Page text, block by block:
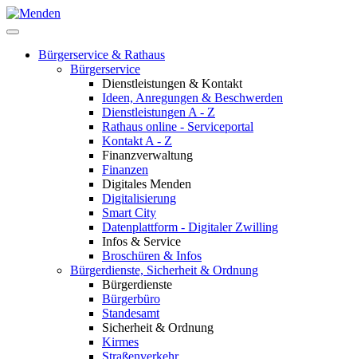
Bürgerservice & Rathaus
Bürgerservice
Dienstleistungen & Kontakt
Ideen, Anregungen & Beschwerden
Dienstleistungen A - Z
Rathaus online - Serviceportal
Kontakt A - Z
Finanzverwaltung
Finanzen
Digitales Menden
Digitalisierung
Smart City
Datenplattform - Digitaler Zwilling
Infos & Service
Broschüren & Infos
Bürgerdienste, Sicherheit & Ordnung
Bürgerdienste
Bürgerbüro
Standesamt
Sicherheit & Ordnung
Kirmes
Straßenverkehr